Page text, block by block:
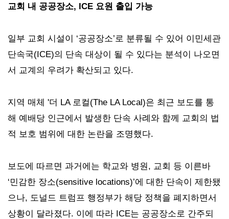
교회 내 공공장소, ICE 요원 출입 가능
일부 교회 시설이 ‘공공장소’로 분류될 수 있어 이민세관
단속국(ICE)의 단속 대상이 될 수 있다는 분석이 나오면
서 교계의 우려가 확산되고 있다.
지역 매체 '더 LA 로컬(The LA Local)은 최근 보도를 통
해 예배당 인근에서 발생한 단속 사례와 함께 교회의 법
적 보호 범위에 대한 논란을 조명했다.
보도에 따르면 과거에는 학교와 병원, 교회 등 이른바
‘민감한 장소(sensitive locations)’에 대한 단속이 제한됐
으나, 도널드 트럼프 행정부가 해당 정책을 폐지하면서
상황이 달라졌다. 이에 따라 ICE는 공공장소로 간주되